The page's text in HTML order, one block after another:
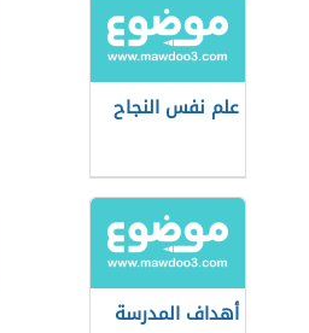
علم نفس النجاح
أهداف المدرسة